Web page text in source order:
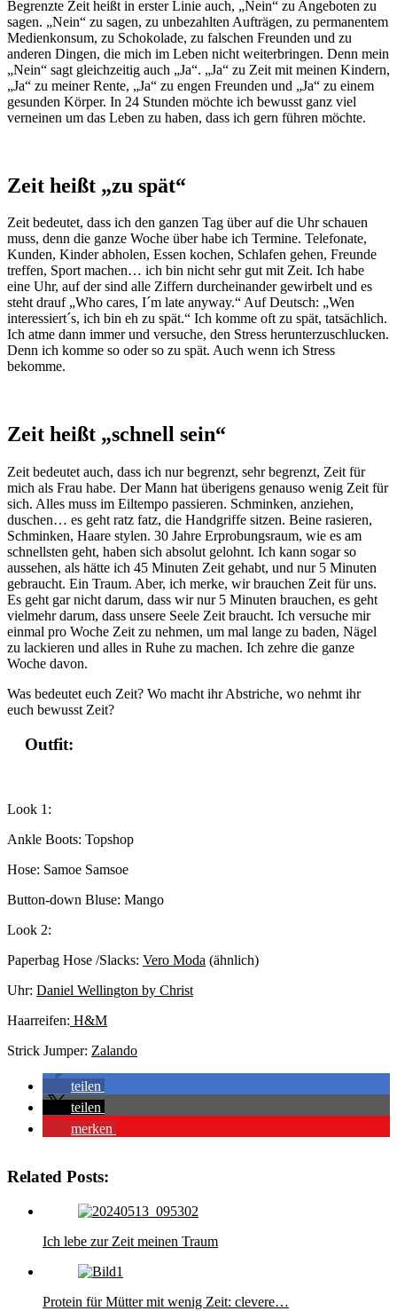
Begrenzte Zeit heißt in erster Linie auch, „Nein“ zu Angeboten zu
sagen. „Nein“ zu sagen, zu unbezahlten Aufträgen, zu permanentem
Medienkonsum, zu Schokolade, zu falschen Freunden und zu
anderen Dingen, die mich im Leben nicht weiterbringen. Denn mein
„Nein“ sagt gleichzeitig auch „Ja“. „Ja“ zu Zeit mit meinen Kindern,
„Ja“ zu meiner Rente, „Ja“ zu engen Freunden und „Ja“ zu einem
gesunden Körper. In 24 Stunden möchte ich bewusst ganz viel
verneinen um das Leben zu haben, dass ich gern führen möchte.
Zeit heißt „zu spät“
Zeit bedeutet, dass ich den ganzen Tag über auf die Uhr schauen
muss, denn die ganze Woche über habe ich Termine. Telefonate,
Kunden, Kinder abholen, Essen kochen, Schlafen gehen, Freunde
treffen, Sport machen… ich bin nicht sehr gut mit Zeit. Ich habe
eine Uhr, auf der sind alle Ziffern durcheinander gewirbelt und es
steht drauf „Who cares, I´m late anyway.“ Auf Deutsch: „Wen
interessiert´s, ich bin eh zu spät.“ Ich komme oft zu spät, tatsächlich.
Ich atme dann immer und versuche, den Stress herunterzuschlucken.
Denn ich komme so oder so zu spät. Auch wenn ich Stress
bekomme.
Zeit heißt „schnell sein“
Zeit bedeutet auch, dass ich nur begrenzt, sehr begrenzt, Zeit für
mich als Frau habe. Der Mann hat überigens genauso wenig Zeit für
sich. Alles muss im Eiltempo passieren. Schminken, anziehen,
duschen… es geht ratz fatz, die Handgriffe sitzen. Beine rasieren,
Schminken, Haare stylen. 30 Jahre Erprobungsraum, wie es am
schnellsten geht, haben sich absolut gelohnt. Ich kann sogar so
aussehen, als hätte ich 45 Minuten Zeit gehabt, und nur 5 Minuten
gebraucht. Ein Traum. Aber, ich merke, wir brauchen Zeit für uns.
Es geht gar nicht darum, dass wir nur 5 Minuten brauchen, es geht
vielmehr darum, dass unsere Seele Zeit braucht. Ich versuche mir
einmal pro Woche Zeit zu nehmen, um mal lange zu baden, Nägel
zu lackieren und alles in Ruhe zu machen. Ich zehre die ganze
Woche davon.
Was bedeutet euch Zeit? Wo macht ihr Abstriche, wo nehmt ihr
euch bewusst Zeit?
Outfit:
Look 1:
Ankle Boots: Topshop
Hose: Samoe Samsoe
Button-down Bluse: Mango
Look 2:
Paperbag Hose /Slacks: Vero Moda (ähnlich)
Uhr: Daniel Wellington by Christ
Haarreifen: H&M
Strick Jumper: Zalando
teilen
teilen
merken
Related Posts:
Ich lebe zur Zeit meinen Traum
Protein für Mütter mit wenig Zeit: clevere…